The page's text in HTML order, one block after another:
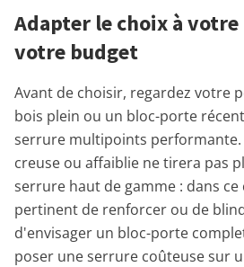
Adapter le choix à
votre budget
Avant de choisir, regardez votre
bois plein ou un bloc-porte
serrure multipoints performante.
creuse ou affaiblie ne tirera pas
serrure haut de gamme : dans ce
pertinent de renforcer ou de
d'envisager un bloc-porte
poser une serrure coûteuse sur